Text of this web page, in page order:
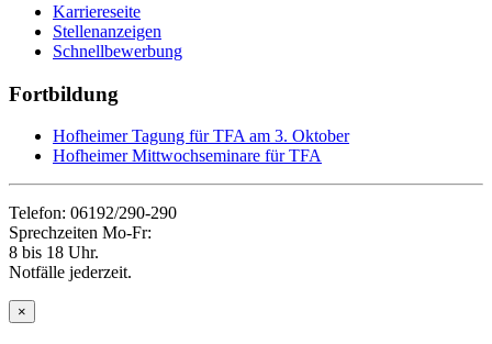
Karriereseite
Stellenanzeigen
Schnellbewerbung
Fortbildung
Hofheimer Tagung für TFA am 3. Oktober
Hofheimer Mittwochseminare für TFA
Telefon: 06192/290-290
Sprechzeiten Mo-Fr:
8 bis 18 Uhr.
Notfälle jederzeit.
×